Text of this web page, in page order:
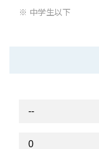
中学生以下